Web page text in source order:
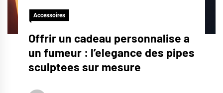
Accessoires
Offrir un cadeau personnalise a
un fumeur : l’elegance des pipes
sculptees sur mesure